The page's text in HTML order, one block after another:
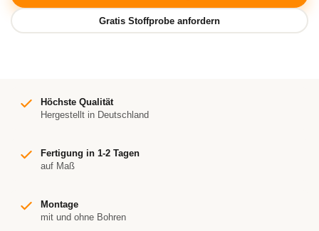
Höchste Qualität
Hergestellt in Deutschland
Fertigung in 1-2 Tagen
auf Maß
Montage
mit und ohne Bohren